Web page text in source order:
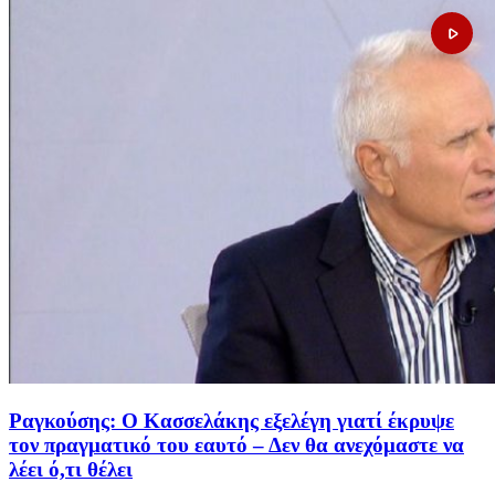
Ραγκούσης: Ο Κασσελάκης εξελέγη γιατί έκρυψε
τον πραγματικό του εαυτό – Δεν θα ανεχόμαστε να
λέει ό,τι θέλει